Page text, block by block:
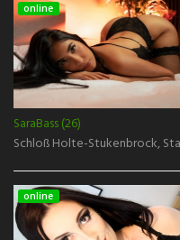
online
SaraBass (26)
Schloß Holte-Stukenbrock,
online